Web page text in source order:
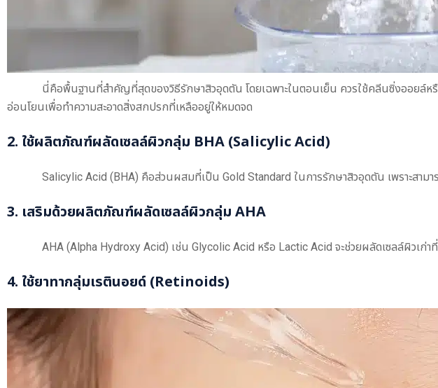
นี่คือพื้นฐานที่สำคัญที่สุดของวิธีรักษาสิวอุดตัน โดยเฉพาะในตอนเย็น ควรใช้คลีนซิ่งออยล์ห
อ่อนโยนเพื่อทำความสะอาดสิ่งสกปรกที่เหลืออยู่ให้หมดจด
2. ใช้ผลิตภัณฑ์ผลัดเซลล์ผิวกลุ่ม BHA (Salicylic Acid)
Salicylic Acid (BHA) คือส่วนผสมที่เป็น Gold Standard ในการรักษาสิวอุดตัน เพราะสาม
3. เสริมด้วยผลิตภัณฑ์ผลัดเซลล์ผิวกลุ่ม AHA
AHA (Alpha Hydroxy Acid) เช่น Glycolic Acid หรือ Lactic Acid จะช่วยผลัดเซลล์ผิวเ
4. ใช้ยาทากลุ่มเรตินอยด์ (Retinoids)